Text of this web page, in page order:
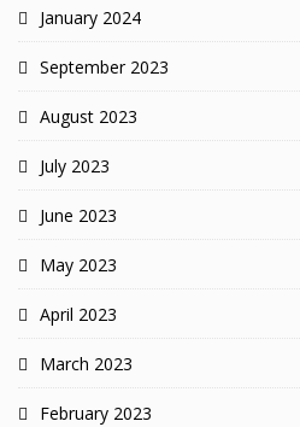
January 2024
September 2023
August 2023
July 2023
June 2023
May 2023
April 2023
March 2023
February 2023